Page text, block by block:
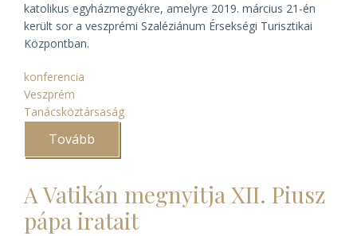
katolikus egyházmegyékre, amelyre 2019. március 21-én
került sor a veszprémi Szaléziánum Érsekségi Turisztikai
Központban.
konferencia
Veszprém
Tanácsköztársaság
Tovább
Tanácsköztársaság
a
katolikus
egyházmegyékre)
A Vatikán megnyitja XII. Piusz
pápa iratait